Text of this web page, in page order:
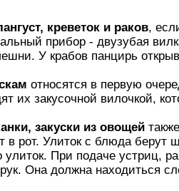
креветок и раков,
прибор - двузубая
У крабов панцирь
относятся в первую
их закусочной вилочкой,
закуски из овощей
в рот. Улиток с блюда
При подаче устриц,
Она должна находиться